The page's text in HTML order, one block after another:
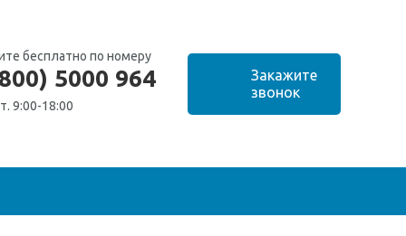
бесплатно по номеру
5000 964
9:00-18:00